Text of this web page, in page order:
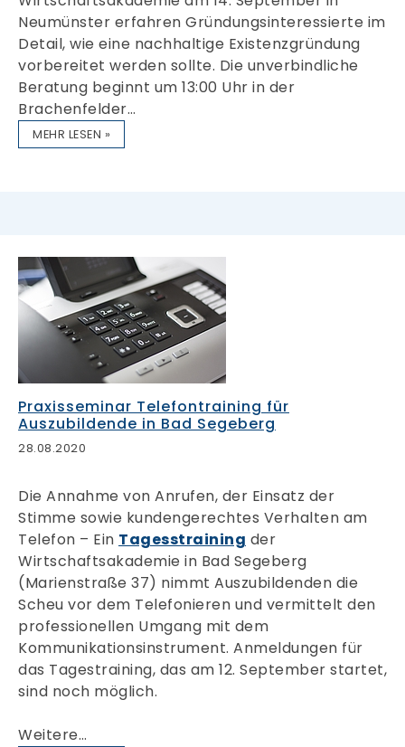
Neumünster erfahren Gründungsinteressierte im
Detail, wie eine nachhaltige Existenzgründung
vorbereitet werden sollte. Die unverbindliche
Beratung beginnt um 13:00 Uhr in der
Brachenfelder…
MEHR LESEN »
Praxisseminar Telefontraining für
Auszubildende in Bad Segeberg
28.08.2020
Die Annahme von Anrufen, der Einsatz der
Stimme sowie kundengerechtes Verhalten am
Telefon – Ein Tagesstraining der
Wirtschaftsakademie in Bad Segeberg
(Marienstraße 37) nimmt Auszubildenden die
Scheu vor dem Telefonieren und vermittelt den
professionellen Umgang mit dem
Kommunikationsinstrument. Anmeldungen für
das Tagestraining, das am 12. September startet,
sind noch möglich.
Weitere…